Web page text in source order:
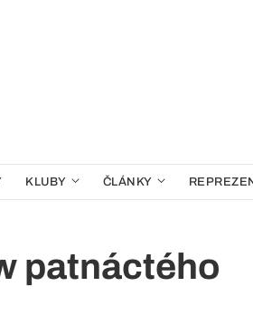
KLUBY ČLÁNKY
patnáctého